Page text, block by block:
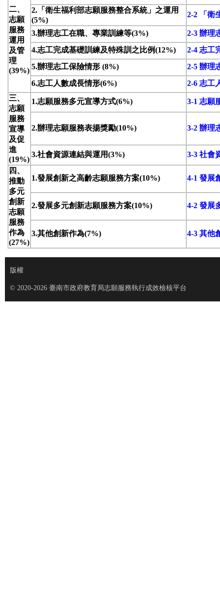
二、
志願
服務
運用
及管
理
(39%)
2.「衛生福利部志願服務整合系統」之運用
(5%)
2-2 「衛
3.辦理志工在職、專業訓練等(3%)
2-3 辦理
4.志工完成基礎訓練及特殊訓之比例(12%)
2-4 志工
5.辦理志工保險情形 (8%)
2-5 辦理
6.志工人數成長情形(6%)
2-6 志工
三、
志願
服務
宣導
及促
進
(19%)
1.志願服務多元宣導方式(6%) 3-1 志願
2.辦理志願服務表揚獎勵(10%) 3-2 辦理
3.社會資源連結與運用(3%)
3-3 社會
四、
推動
多元
創新
志願
服務
作為
(27%)
1.發展創新之高齡志願服務方案(10%) 4-1 發展
2.發展多元創新志願服務方案(10%) 4-2 發展
3.其他創新作為(7%) 4-3 其他
版權
© 2020-2026 臺南市政府教育局志願服務執行成效檢核平台